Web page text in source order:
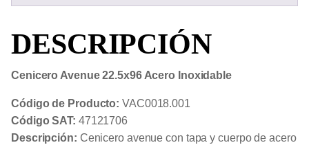
DESCRIPCIÓN
Cenicero Avenue 22.5x96 Acero Inoxidable
Código de Producto: VAC0018.001
Código SAT: 47121706
Descripción: Cenicero avenue con tapa y cuerpo de acero